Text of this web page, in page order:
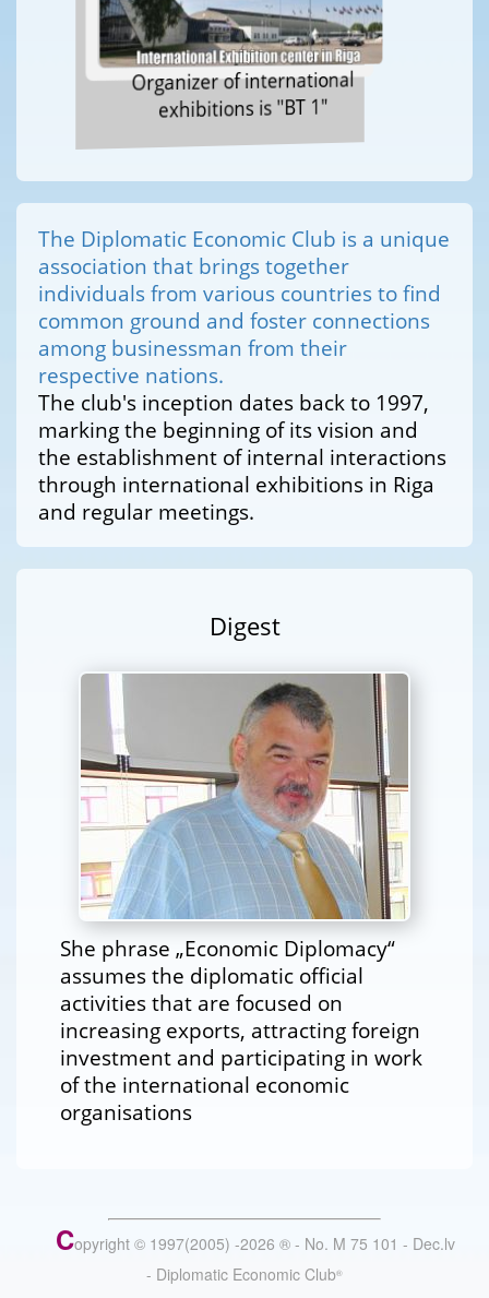
Organizer of international
exhibitions is "BT 1"
The Diplomatic Economic Club is a unique
association that brings together
individuals from various countries to find
common ground and foster connections
among businessman from their
respective nations.
The club's inception dates back to 1997,
marking the beginning of its vision and
the establishment of internal interactions
through international exhibitions in Riga
and regular meetings.
Digest
She phrase „Economic Diplomacy“
assumes the diplomatic official
activities that are focused on
increasing exports, attracting foreign
investment and participating in work
of the international economic
organisations
Copyright © 1997(2005) -2026 ® - No. M 75 101 - Dec.lv
- Diplomatic Economic Club®